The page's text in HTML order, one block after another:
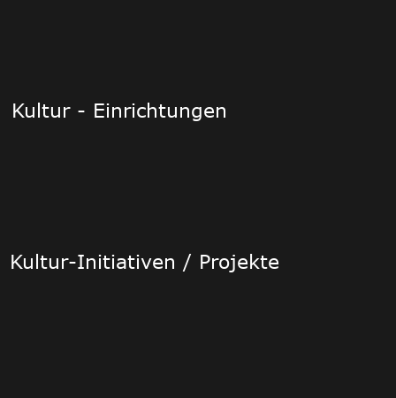
Kultur - Einrichtungen
Kultur-Initiativen / Projekte